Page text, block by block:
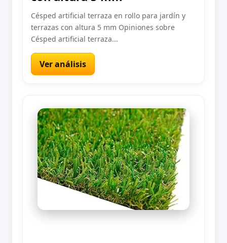
Césped artificial terraza en rollo para jardín y
terrazas con altura 5 mm Opiniones sobre
Césped artificial terraza...
Ver análisis